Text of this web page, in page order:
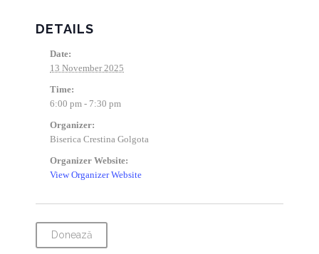
DETAILS
Date:
13 November 2025
Time:
6:00 pm - 7:30 pm
Organizer:
Biserica Crestina Golgota
Organizer Website:
View Organizer Website
Donează